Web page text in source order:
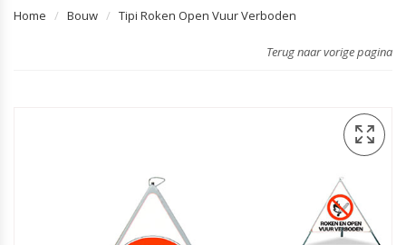
Home Bouw Tipi Roken Open Vuur Verboden
Terug naar vorige pagina